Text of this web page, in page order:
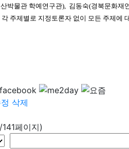
물관 학예연구관), 김동숙(경북문화재
주제별로 지정토론자 없이 모든 주제에
삭제
페이지)